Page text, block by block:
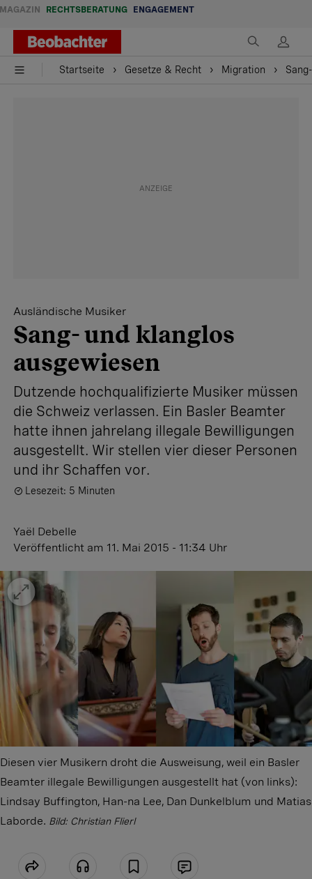
MAGAZIN RECHTSBERATUNG ENGAGEMENT
Startseite Gesetze & Recht Migration
Ausländische Musiker
Sang- und klanglos
ausgewiesen
Dutzende hochqualifizierte Musiker müssen
die Schweiz verlassen. Ein Basler Beamter
hatte ihnen jahrelang illegale Bewilligungen
ausgestellt. Wir stellen vier dieser Personen
und ihr Schaffen vor.
Lesezeit: 5 Minuten
Yaël Debelle
Veröffentlicht am 11. Mai 2015 - 11:34 Uhr
Diesen vier Musikern droht die Ausweisung, weil ein Basler
Beamter illegale Bewilligungen ausgestellt hat (von links):
Lindsay Buffington, Han-na Lee, Dan Dunkelblum und Matias
Laborde. Bild: Christian Flierl